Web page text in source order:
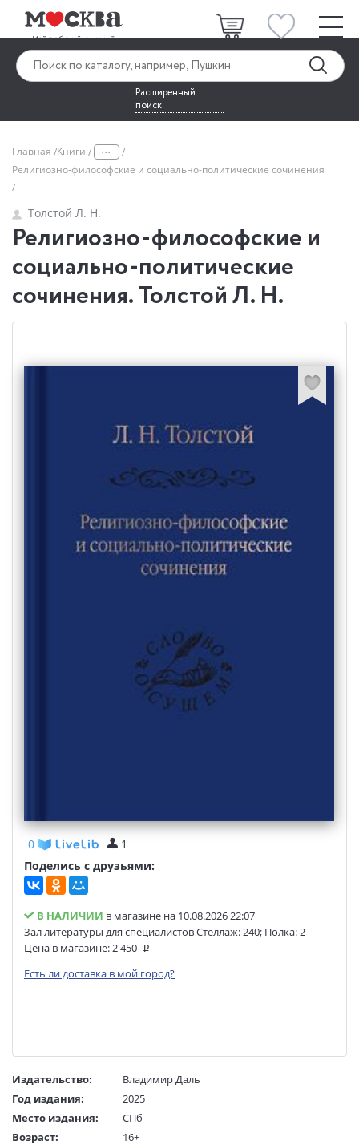
Расширенный
поиск
Главная Книги ...
Религиозно-философские и социально-политические сочинения
Толстой Л. Н.
Религиозно-философские и
социально-политические
сочинения. Толстой Л. Н.
0
1
Поделись с друзьями:
В НАЛИЧИИ в магазине на 10.08.2026 22:07
Зал литературы для специалистов Стеллаж: 240; Полка: 2
Цена в магазине:2 450
Есть ли доставка в мой город?
Издательство:
Владимир Даль
Год издания:
2025
Место издания:
СПб
Возраст:
16+